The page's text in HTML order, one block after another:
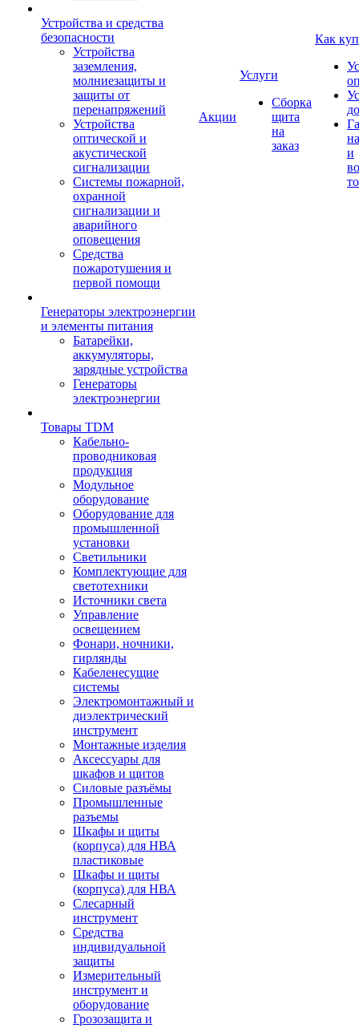
Устройства и средства
безопасности
Устройства
заземления,
молниезащиты и
защиты от
перенапряжений
Устройства
оптической и
акустической
сигнализации
Системы пожарной,
охранной
сигнализации и
аварийного
оповещения
Средства
пожаротушения и
первой помощи
Генераторы электроэнергии
и элементы питания
Батарейки,
аккумуляторы,
зарядные устройства
Генераторы
электроэнергии
Товары TDM
Кабельно-
проводниковая
продукция
Модульное
оборудование
Оборудование для
промышленной
установки
Светильники
Комплектующие для
светотехники
Источники света
Управление
освещением
Фонари, ночники,
гирлянды
Кабеленесущие
системы
Электромонтажный и
диэлектрический
инструмент
Монтажные изделия
Аксессуары для
шкафов и щитов
Силовые разъёмы
Промышленные
разъемы
Шкафы и щиты
(корпуса) для НВА
пластиковые
Шкафы и щиты
(корпуса) для НВА
Слесарный
инструмент
Средства
индивидуальной
защиты
Измерительный
инструмент и
оборудование
Грозозащита и
Акции
Услуги
Сборка
щита
на
заказ
Как
и